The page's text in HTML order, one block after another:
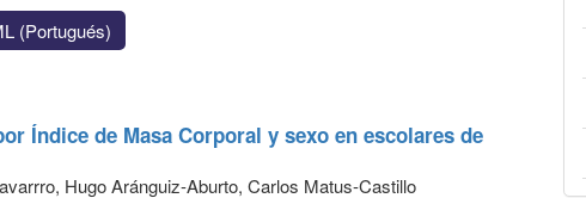
(Portugués)
Índice de Masa Corporal y sexo en escolares de
Hugo Aránguiz-Aburto, Carlos Matus-Castillo